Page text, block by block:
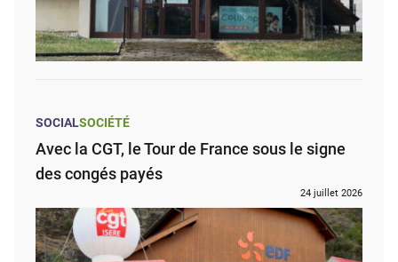
SOCIALSOCIÉTÉ
Avec la CGT, le Tour de France sous le signe
des congés payés
24 juillet 2026